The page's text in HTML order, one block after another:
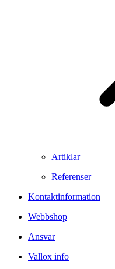
Artiklar
Referenser
Kontaktinformation
Webbshop
Ansvar
Vallox info